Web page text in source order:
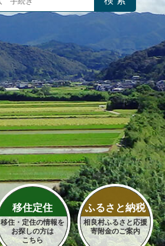
移住定住
移住・定住の情報を
お探しの方は
こちら
ふるさと納税
相良村ふるさと応援
寄附金のご案内